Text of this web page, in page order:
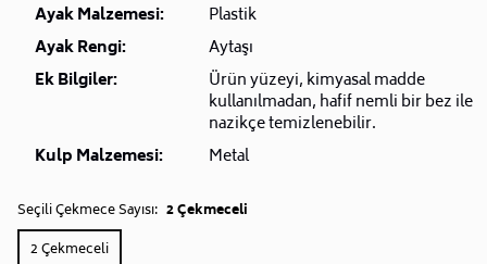
Ayak Malzemesi:
Plastik
Ayak Rengi:
Aytaşı
Ek Bilgiler:
Ürün yüzeyi, kimyasal madde
kullanılmadan, hafif nemli bir bez ile
nazikçe temizlenebilir.
Kulp Malzemesi:
Metal
Seçili Çekmece Sayısı: 2 Çekmeceli
2 Çekmeceli